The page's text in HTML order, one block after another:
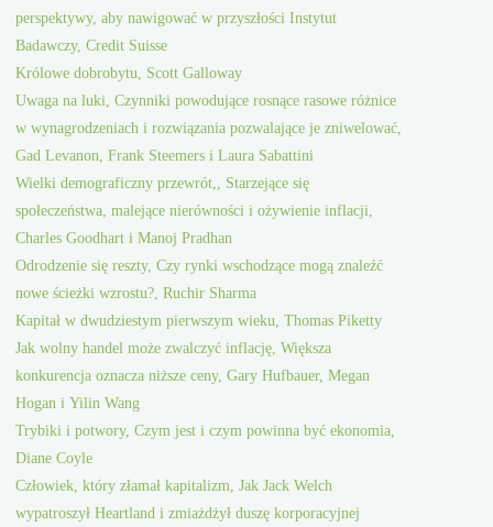
perspektywy, aby nawigować w przyszłości Instytut
Badawczy, Credit Suisse
Królowe dobrobytu, Scott Galloway
Uwaga na luki, Czynniki powodujące rosnące rasowe różnice
w wynagrodzeniach i rozwiązania pozwalające je zniwelować,
Gad Levanon, Frank Steemers i Laura Sabattini
Wielki demograficzny przewrót,, Starzejące się
społeczeństwa, malejące nierówności i ożywienie inflacji,
Charles Goodhart i Manoj Pradhan
Odrodzenie się reszty, Czy rynki wschodzące mogą znaleźć
nowe ścieżki wzrostu?, Ruchir Sharma
Kapitał w dwudziestym pierwszym wieku, Thomas Piketty
Jak wolny handel może zwalczyć inflację, Większa
konkurencja oznacza niższe ceny, Gary Hufbauer, Megan
Hogan i Yilin Wang
Trybiki i potwory, Czym jest i czym powinna być ekonomia,
Diane Coyle
Człowiek, który złamał kapitalizm, Jak Jack Welch
wypatroszył Heartland i zmiażdżył duszę korporacyjnej